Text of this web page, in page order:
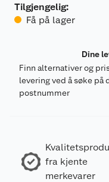
Tilgjengelig:
Få på lager
Dine
Finn alternativer og
levering ved å søke på
postnummer
fra kjente
merkevarer